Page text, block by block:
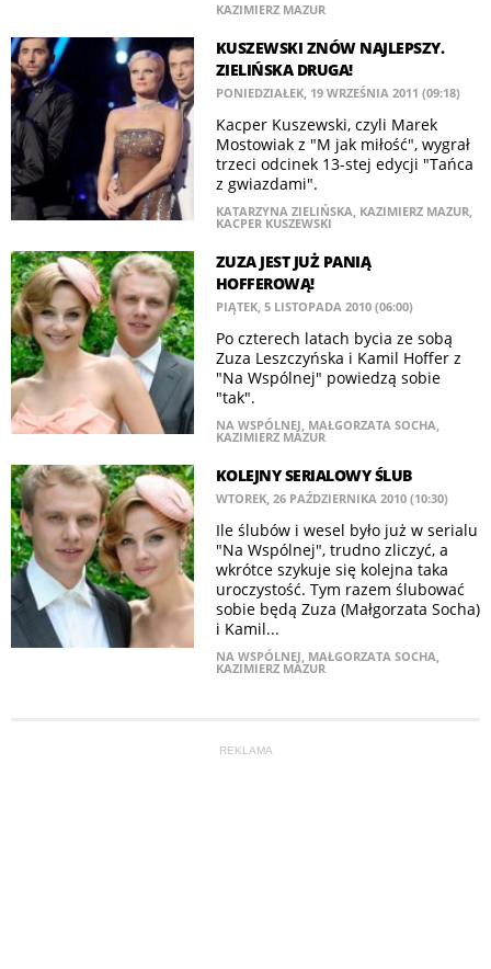
KAZIMIERZ MAZUR
KUSZEWSKI ZNÓW NAJLEPSZY.
ZIELIŃSKA DRUGA!
PONIEDZIAŁEK, 19 WRZEŚNIA 2011 (09:18)
Kacper Kuszewski, czyli Marek
Mostowiak z "M jak miłość", wygrał
trzeci odcinek 13-stej edycji "Tańca
z gwiazdami".
KATARZYNA ZIELIŃSKA, KAZIMIERZ MAZUR,
KACPER KUSZEWSKI
ZUZA JEST JUŻ PANIĄ
HOFFEROWĄ!
PIĄTEK, 5 LISTOPADA 2010 (06:00)
Po czterech latach bycia ze sobą
Zuza Leszczyńska i Kamil Hoffer z
"Na Wspólnej" powiedzą sobie
"tak".
NA WSPÓLNEJ, MAŁGORZATA SOCHA,
KAZIMIERZ MAZUR
KOLEJNY SERIALOWY ŚLUB
WTOREK, 26 PAŹDZIERNIKA 2010 (10:30)
Ile ślubów i wesel było już w serialu
"Na Wspólnej", trudno zliczyć, a
wkrótce szykuje się kolejna taka
uroczystość. Tym razem ślubować
sobie będą Zuza (Małgorzata Socha)
i Kamil...
NA WSPÓLNEJ, MAŁGORZATA SOCHA,
KAZIMIERZ MAZUR
REKLAMA